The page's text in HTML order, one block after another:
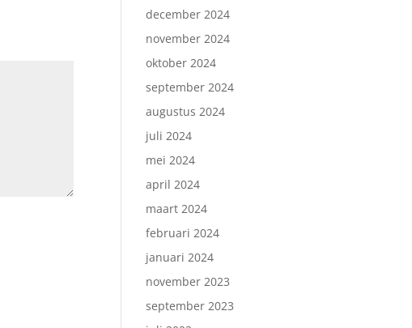
december 2024
november 2024
oktober 2024
september 2024
augustus 2024
juli 2024
mei 2024
april 2024
maart 2024
februari 2024
januari 2024
november 2023
september 2023